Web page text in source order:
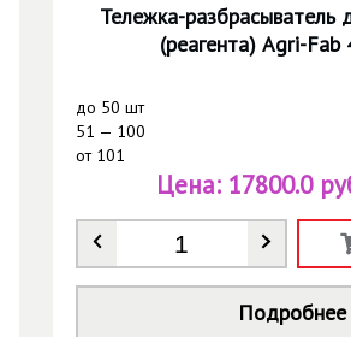
Тележка-разбрасыватель
(реагента) Agri-
до 50 шт
51 — 100
от101
Количество *
Цена: 17800.0
Подробнее